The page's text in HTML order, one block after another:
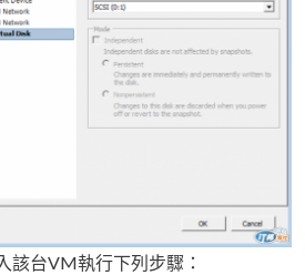
該台VM執行下列步驟：